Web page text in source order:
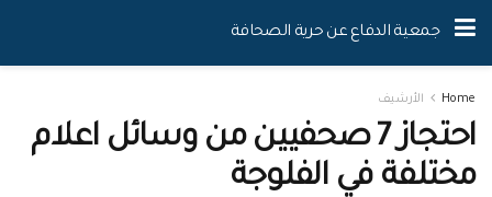
جمعية الدفاع عن حرية الصحافة
Home الأرشيف
احتجاز 7 صحفيين من وسائل اعلام
مختلفة في الفلوجة